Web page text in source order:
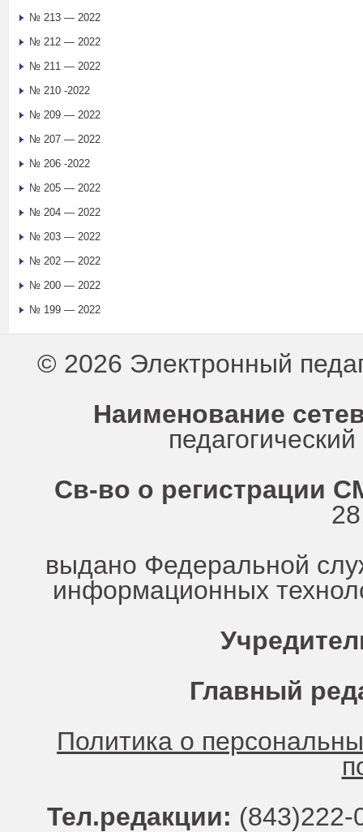
№ 213 — 2022
№ 212 — 2022
№ 211 — 2022
№ 210 -2022
№ 209 — 2022
№ 207 — 2022
№ 206 -2022
№ 205 — 2022
№ 204 — 2022
№ 203 — 2022
№ 202 — 2022
№ 200 — 2022
№ 199 — 2022
© 2026 Электронный
Наименование
Св-во о регистрации
выдано Федеральной
информационных
Главный
Политика о
Тел.редакции: